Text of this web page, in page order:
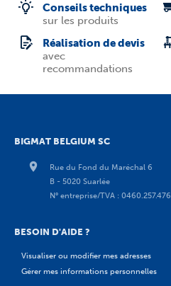
Conseils techniques
sur les produits
Réalisation de devis
avec
recommandations
BIGMAT BELGIUM SC
Rue du Fond du Maréchal 6
B - 5020 Suarlée
N° entreprise/TVA : 0460.257.476
BESOIN D'AIDE ?
Visualiser ou modifier mes adresses
Gérer mes informations personnelles